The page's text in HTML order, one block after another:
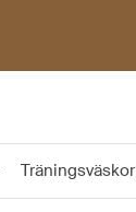
Träningsväskor